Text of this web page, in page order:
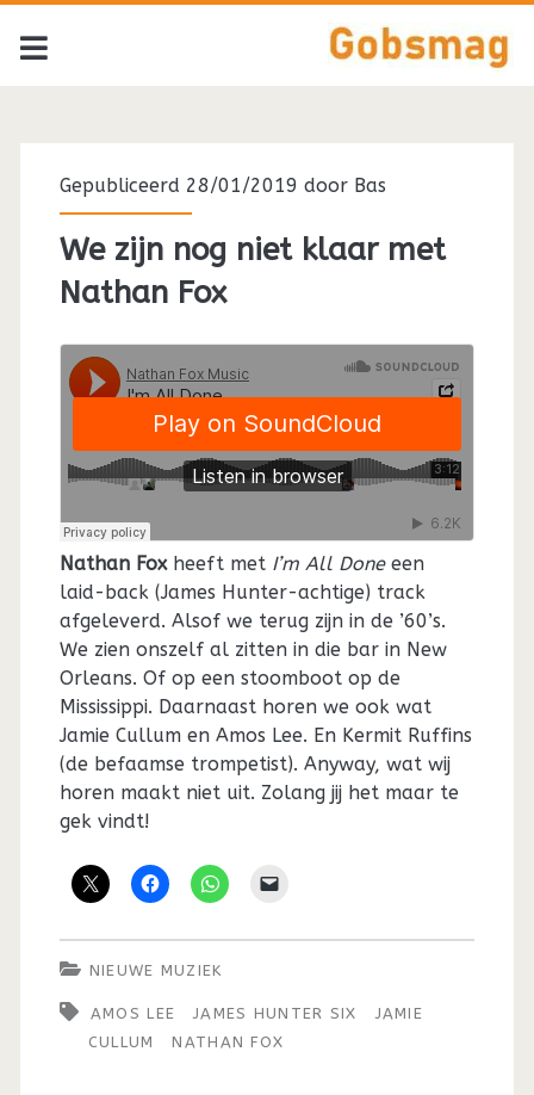
<span>James
Hunter
Six</span>
Gepubliceerd 28/01/2019 door Bas
We zijn nog niet klaar met
Nathan Fox
Nathan Foxheeft met I’m All Doneeen
laid-back (James Hunter-achtige) track
afgeleverd. Alsof we terug zijn in de ’60’s.
We zien onszelf al zitten in die bar in New
Orleans. Of op een stoomboot op de
Mississippi. Daarnaast horen we ook wat
Jamie Cullum en Amos Lee. En Kermit Ruffins
(de befaamse trompetist). Anyway, wat wij
horen maakt niet uit. Zolang jij het maar te
gek vindt!
NIEUWE MUZIEK
AMOS LEE JAMES HUNTER SIX
JAMIE
CULLUM
NATHAN FOX